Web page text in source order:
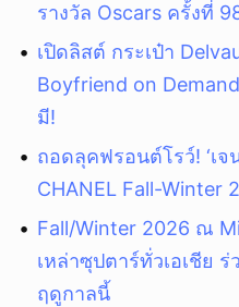
รางวัล Oscars ครั้งที่
เปิดลิสต์ กระเป๋า
Boyfriend on
มี!
ถอดลุคฟรอนต์โรว์! ‘เจ
CHANEL Fall-Winter
Fall/Winter 2026 ณ
เหล่าซุปตาร์ทั่วเอเชีย
ฤดูกาลนี้